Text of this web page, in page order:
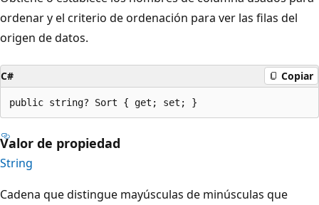
ordenar y el criterio de ordenación para ver las filas del
origen de datos.
C# Copiar
public string? Sort { get; set; }
Valor de propiedad
String
Cadena que distingue mayúsculas de minúsculas que